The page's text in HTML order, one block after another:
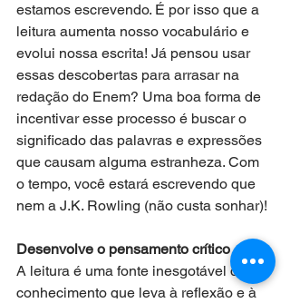
estamos escrevendo. É por isso que a
leitura aumenta nosso vocabulário e
evolui nossa escrita! Já pensou usar
essas descobertas para arrasar na
redação do Enem? Uma boa forma de
incentivar esse processo é buscar o
significado das palavras e expressões
que causam alguma estranheza. Com
o tempo, você estará escrevendo que
nem a J.K. Rowling (não custa sonhar)!
Desenvolve o pensamento crítico
A leitura é uma fonte inesgotável de
conhecimento que leva à reflexão e à